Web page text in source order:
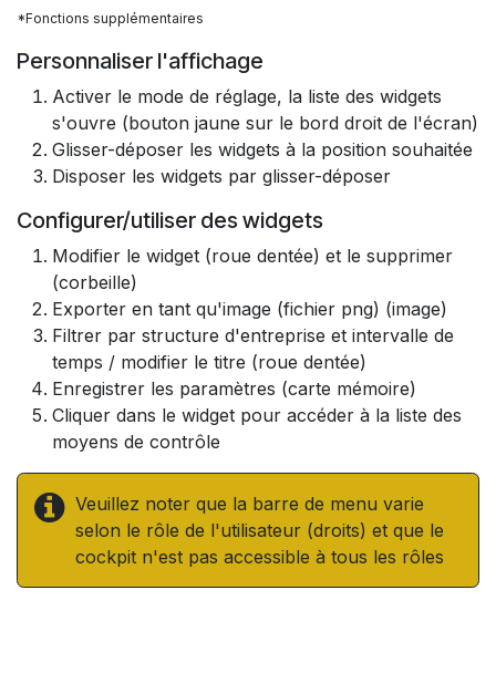
*Fonctions supplémentaires
Personnaliser l'affichage
Activer le mode de réglage, la liste des widgets
s'ouvre (bouton jaune sur le bord droit de l'écran)
Glisser-déposer les widgets à la position souhaitée​
Disposer les widgets par glisser-déposer
Configurer/utiliser des widgets
Modifier le widget (roue dentée) et le supprimer
(corbeille)
Exporter en tant qu'image (fichier png) (image)
Filtrer par structure d'entreprise et intervalle de
temps / modifier le titre (roue dentée)
Enregistrer les paramètres (carte mémoire)
Cliquer dans le widget pour accéder à la liste des
moyens de contrôle
Veuillez noter que la barre de menu varie
selon le rôle de l'utilisateur (droits) et que le
cockpit n'est pas accessible à tous les rôles